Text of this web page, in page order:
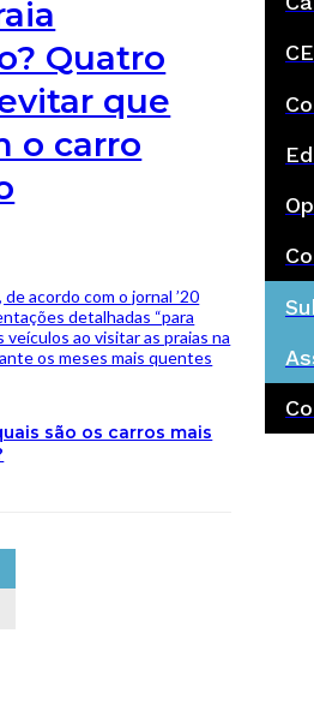
Quatro
que
o carro
acordo com o jornal ’20
detalhadas “para
ao visitar as praias na
os meses mais quentes
são os carros mais